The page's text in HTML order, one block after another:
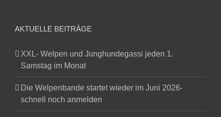
AKTUELLE BEITRÄGE
XXL- Welpen und Junghundegassi jeden 1.
Samstag im Monat
Die Welpenbande startet wieder im Juni 2026-
schnell noch anmelden